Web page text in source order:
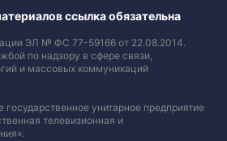
ссылка обязательна
ЭЛ № ФС 77-59166 от 22.08.2014.
по надзору в сфере связи,
и массовых коммуникаций
унитарное предприятие
телевизионная и